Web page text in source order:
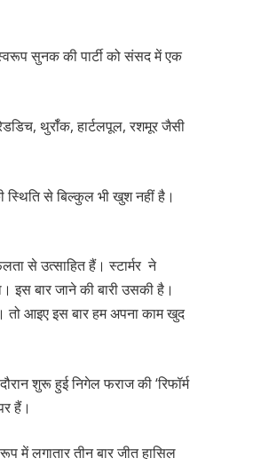
सुनक की पार्टी को संसद में एक
थुर्रॉक, हार्टलपूल, रशमूर जैसी
स्थिति से बिल्कुल भी खुश नहीं है।
से उत्साहित हैं। स्टार्मर ने
इस बार जाने की बारी उसकी है।
तो आइए इस बार हम अपना काम खुद
शुरू हुई निगेल फराज की ‘रिफॉर्म
हैं।
में लगातार तीन बार जीत हासिल